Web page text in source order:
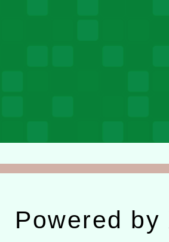
Powered by